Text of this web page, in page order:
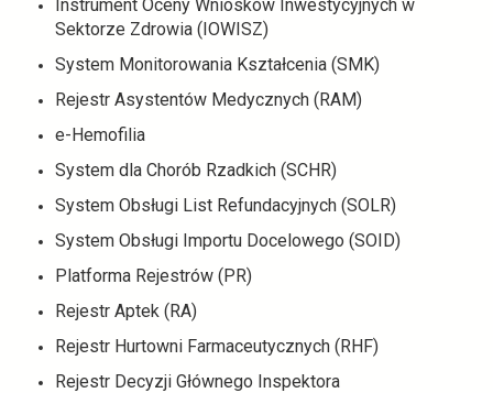
Instrument Oceny Wniosków Inwestycyjnych w
Sektorze Zdrowia (IOWISZ)
System Monitorowania Kształcenia (SMK)
Rejestr Asystentów Medycznych (RAM)
e-Hemofilia
System dla Chorób Rzadkich (SCHR)
System Obsługi List Refundacyjnych (SOLR)
System Obsługi Importu Docelowego (SOID)
Platforma Rejestrów (PR)
Rejestr Aptek (RA)
Rejestr Hurtowni Farmaceutycznych (RHF)
Rejestr Decyzji Głównego Inspektora